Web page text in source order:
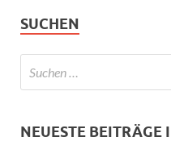
SUCHEN
NEUESTE BEITRÄGE